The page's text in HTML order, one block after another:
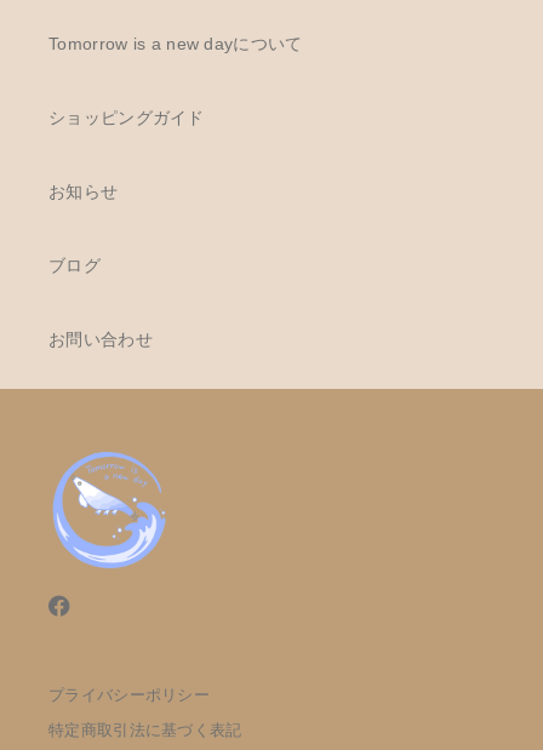
プライバシーポリシー
特定商取引法に基づく表記
Tomorrow is a new dayについて
ショッピングガイド
お知らせ
ブログ
お問い合わせ